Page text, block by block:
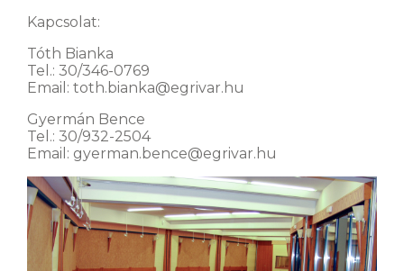
Kapcsolat:
Tóth Bianka
Tel.: 30/346-0769
Email: toth.bianka@egrivar.hu
Gyermán Bence
Tel.: 30/932-2504
Email: gyerman.bence@egrivar.hu